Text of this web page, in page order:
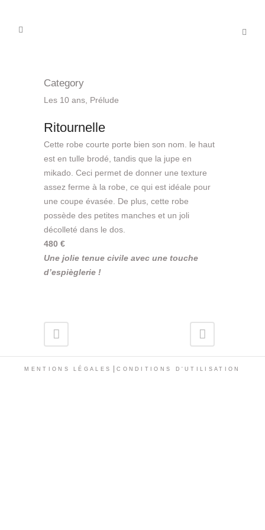
Category
Les 10 ans, Prélude
Ritournelle
Cette robe courte porte bien son nom. le haut
est en tulle brodé, tandis que la jupe en
mikado. Ceci permet de donner une texture
assez ferme à la robe, ce qui est idéale pour
une coupe évasée. De plus, cette robe
possède des petites manches et un joli
décolleté dans le dos.
480 €
Une jolie tenue civile avec une touche
d’espièglerie !
MENTIONS LÉGALES |CONDITIONS D'UTILISATION